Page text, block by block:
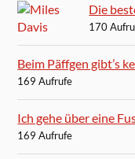
Die
170
Beim Päffgen gibt’s
169 Aufrufe
Ich gehe über eine
169 Aufrufe